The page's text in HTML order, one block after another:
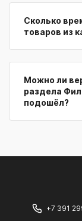
Сколько
товаров из
Можно ли
раздела
подошёл?
+7 391